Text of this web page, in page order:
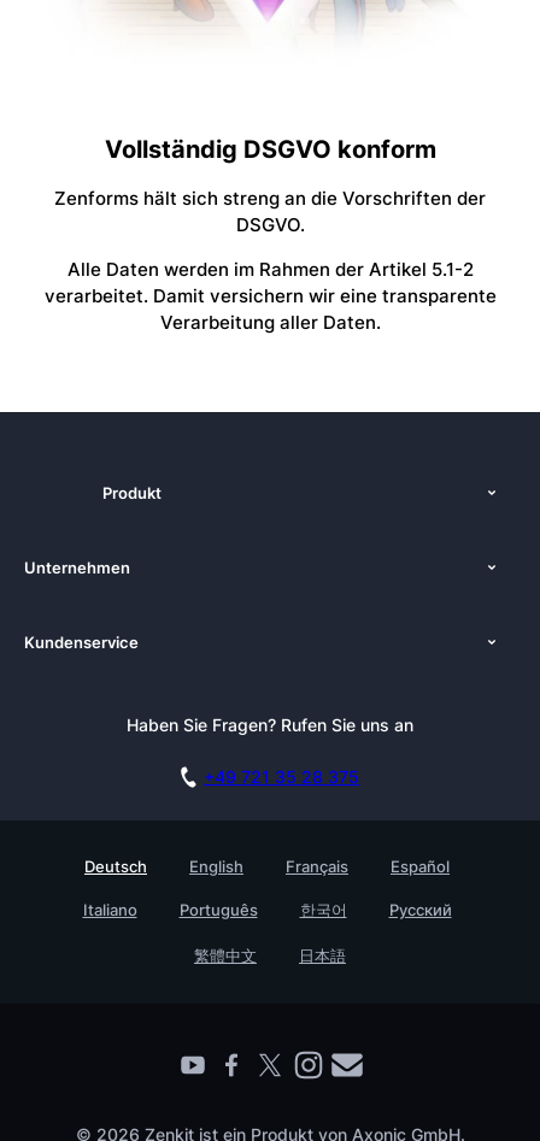
Vollständig DSGVO konform
Zenforms hält sich streng an die Vorschriften der
DSGVO.
Alle Daten werden im Rahmen der Artikel 5.1-2
verarbeitet. Damit versichern wir eine transparente
Verarbeitung aller Daten.
Produkt
Preise
Zenforms Alternativen
Live Demo buchen
Unternehmen
Zenkit in der Presse
Testimonials
Für Unternehmen
Kundenservice
Wissensdatenbank
Prozessmanagement Glossar
Haben Sie Fragen? Rufen Sie uns an
+49 721 35 28 375
Deutsch English Français Español
Italiano Português 한국어 Русский
繁體中文 日本語
© 2026 Zenkit ist ein Produkt von Axonic GmbH.